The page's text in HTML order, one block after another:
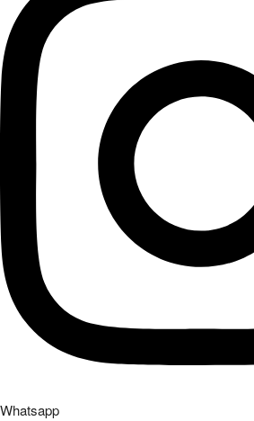
Whatsapp